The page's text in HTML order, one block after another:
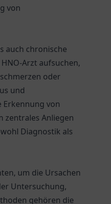
von
auch chronische
Arzt aufsuchen,
oder
und
von
zentrales Anliegen
Diagnostik als
um die Ursachen
Untersuchung,
gehören die